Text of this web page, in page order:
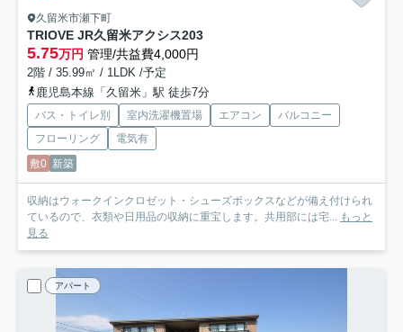
久留米市瀬下町
TRIOVE JR久留米アクシス203
5.75万円 管理/共益費4,000円
2階 / 35.99㎡ / 1LDK /予定
鹿児島本線「久留米」駅 徒歩7分
バス・トイレ別 室内洗濯機置場 エアコン
バルコニー
フローリング
電気有
敷0 新築
収納はウォークインクロゼット・シューズボックスなどが備え付けられ
ているので、衣類や日用品の収納に重宝します。共用部には宅... もっと
見る
アパート